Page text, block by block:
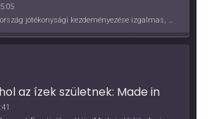
Az UNICEF Magyarország jótékonysági kezdeményezése izgalmas, egész éves világkörüli ízutazásra hív, igazi családi program és gasztroedukáció, illetve segítség a rászorulóknak is egyben.
az ízek születnek: Made in
Fesztivál 2026